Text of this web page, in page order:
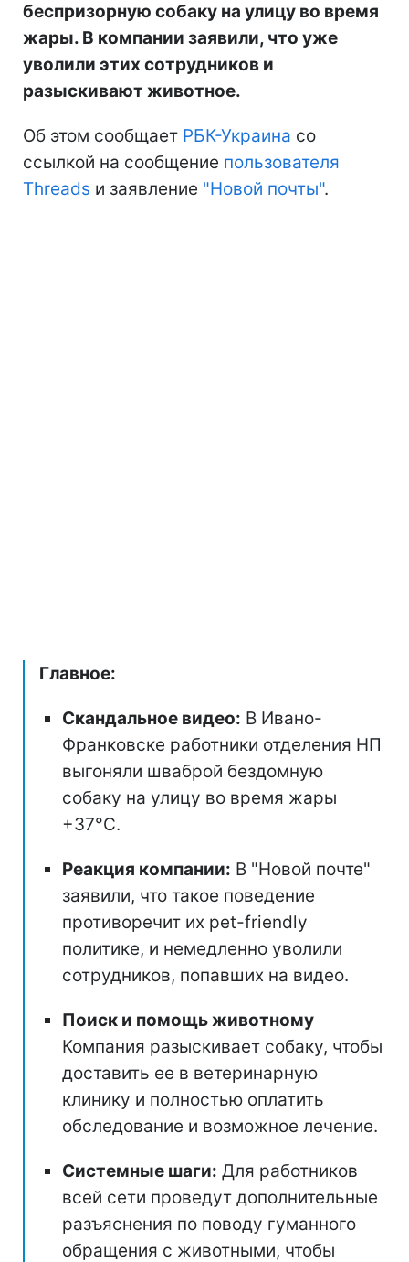
беспризорную собаку на улицу во время
жары. В компании заявили, что уже
уволили этих сотрудников и
разыскивают животное.
Об этом сообщает РБК-Украина со
ссылкой на сообщение пользователя
Threads и заявление "Новой почты".
Главное:
Скандальное видео: В Ивано-
Франковске работники отделения НП
выгоняли шваброй бездомную
собаку на улицу во время жары
+37°C.
Реакция компании: В "Новой почте"
заявили, что такое поведение
противоречит их pet-friendly
политике, и немедленно уволили
сотрудников, попавших на видео.
Поиск и помощь животному
Компания разыскивает собаку, чтобы
доставить ее в ветеринарную
клинику и полностью оплатить
обследование и возможное лечение.
Системные шаги: Для работников
всей сети проведут дополнительные
разъяснения по поводу гуманного
обращения с животными, чтобы